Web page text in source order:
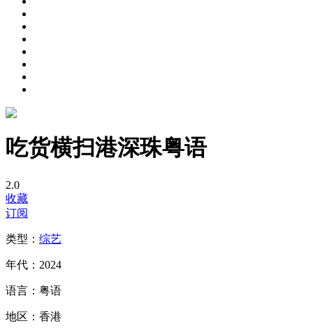
吃货横扫港深珠粤语
2.0
收藏
订阅
类型： 综艺
年代： 2024
语言： 粤语
地区： 香港